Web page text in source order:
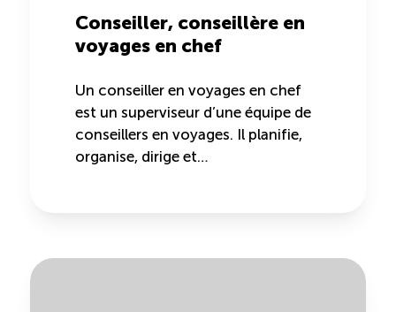
Conseiller, conseillère en
voyages en chef
Un conseiller en voyages en chef
est un superviseur d’une équipe de
conseillers en voyages. Il planifie,
organise, dirige et…